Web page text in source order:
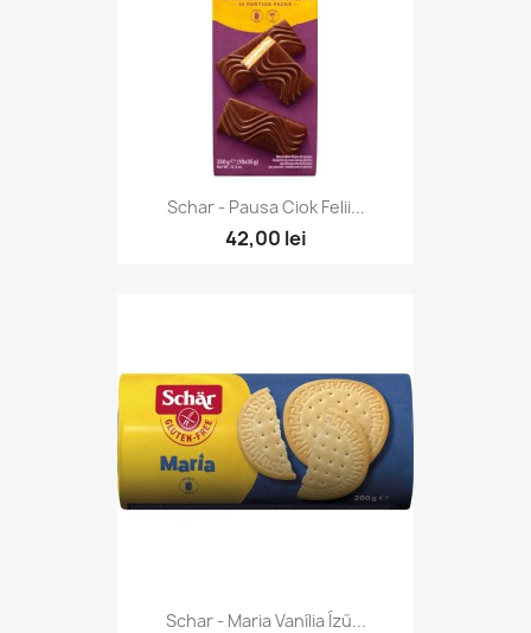
Schar - Pausa Ciok Felii...
42,00 lei
Schar - Maria Vanília Ízű...